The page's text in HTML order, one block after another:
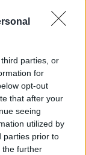
parties, or
for
opt-out
that after your
seeing
utilized by
parties prior to
the further